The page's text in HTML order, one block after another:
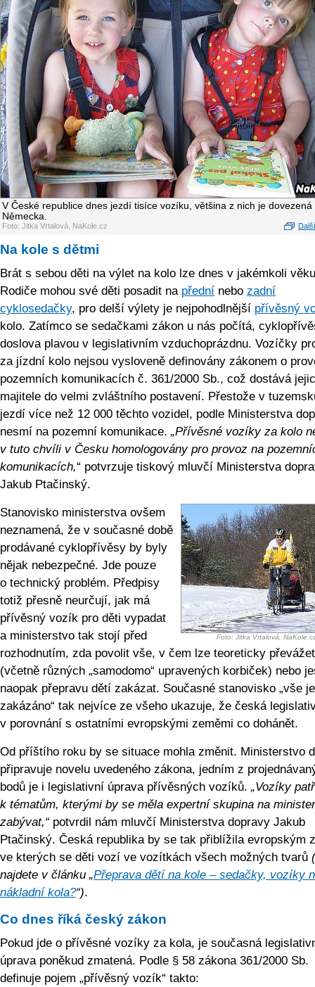
V České republice dnes jezdí tisíce vozíku, většina z nich je dovezená
Německa.
Foto: Jitka Vrtalová, NaKole.cz
Na kole s dětmi
Brát s sebou děti na výlet na kolo lze dnes v jakémkoli
Rodiče mohou své děti posadit na přední nebo zadní
cyklosedačky, pro delší výlety je nejpohodlnější přívěsný
kolo. Zatímco se sedačkami zákon u nás počítá,
doslova plavou v legislativním vzduchoprázdnu. Vozíčky
za jízdní kolo nejsou vysloveně definovány zákonem o
pozemních komunikacích č. 361/2000 Sb., což dostává
majitele do velmi zvláštního postavení. Přestože v
jezdí více než 12 000 těchto vozidel, podle Ministerstva
nesmí na pozemní komunikace. „Přívěsné vozíky za kolo
v tuto chvíli v Česku homologovány pro provoz na
komunikacích,“ potvrzuje tiskový mluvčí Ministerstva
Jakub Ptačinský.
Foto: Jitka Vrtalová,
Stanovisko ministerstva ovšem
neznamená, že v současné době
prodávané cyklopřívěsy by byly
nějak nebezpečné. Jde pouze
o technický problém. Předpisy
totiž přesně neurčují, jak má
přívěsný vozík pro děti vypadat
a ministerstvo tak stojí před
rozhodnutím, zda povolit vše, v čem lze teoreticky
(včetně různých „samodomo“ upravených korbiček) nebo
naopak přepravu dětí zakázat. Současné stanovisko „vše je
zakázáno“ tak nejvíce ze všeho ukazuje, že česká
v porovnání s ostatními evropskými zeměmi co dohánět.
Od příštího roku by se situace mohla změnit. Ministerstvo
připravuje novelu uvedeného zákona, jedním z
bodů je i legislativní úprava přívěsných vozíků. „Vozíky
k tématům, kterými by se měla expertní skupina na
zabývat,“potvrdil nám mluvčí Ministerstva dopravy Jakub
Ptačinský. Česká republika by se tak přiblížila evropským
ve kterých se děti vozí ve vozítkách všech možných tvarů
najdete v článku „Přeprava dětí na kole – sedačky, vozíky
nákladní kola?“).
Co dnes říká český zákon
Pokud jde o přívěsné vozíky za kola, je současná
úprava poněkud zmatená. Podle § 58 zákona 361/2000 Sb.
definuje pojem „přívěsný vozík“ takto: